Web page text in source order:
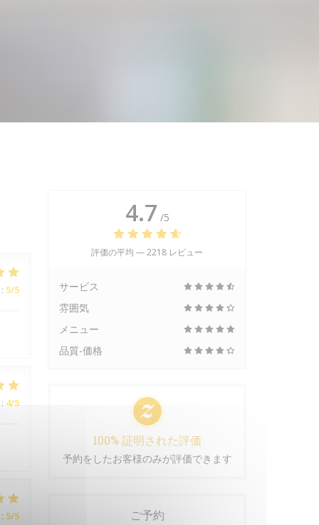
: 5/5
: 4/5
: 5/5
4.7 /5
評価の平均 —2218 レビュー
サービス
雰囲気
メニュー
品質-価格
100% 証明された評価
予約をしたお客様のみが評価できます
ご予約